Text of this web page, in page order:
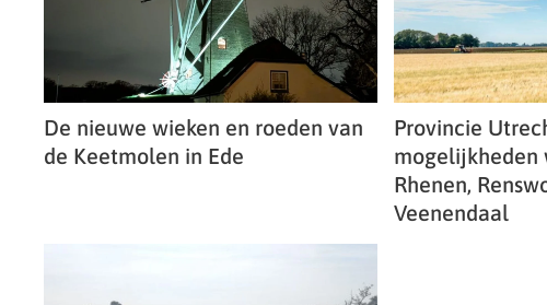
De nieuwe wieken en roeden van
de Keetmolen in Ede
Provincie
mogelijkheden
Rhenen,
Veenendaal